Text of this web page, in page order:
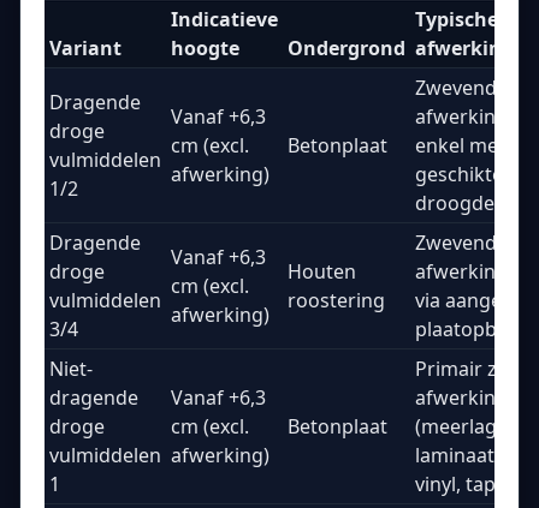
Variant
Indicatieve
hoogte
Ondergrond
Typische
afwerking
Dragende
droge
vulmiddelen
1/2
Vanaf +6,3
cm (excl.
afwerking)
Betonplaat
Zwevende
enkel met
geschikte
Dragende
droge
vulmiddelen
3/4
Vanaf +6,3
cm (excl.
afwerking)
Houten
roostering
Zwevende
via
plaatopbouw
Niet-
dragende
droge
vulmiddelen
1
Vanaf +6,3
cm (excl.
afwerking)
Betonplaat
Primair
afwerkingen
(meerlagig
laminaat,
vinyl, tapijt)